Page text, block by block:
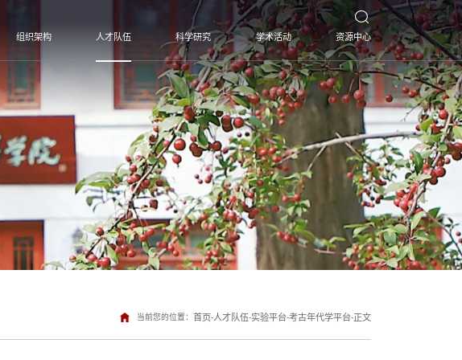
组织架构 人才队伍 科学研究 学术活动 资源中心
当前您的位置：首页-人才队伍-实验平台-考古年代学平台-正文